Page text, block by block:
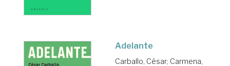
Adelante
Carballo, César; Carmena,